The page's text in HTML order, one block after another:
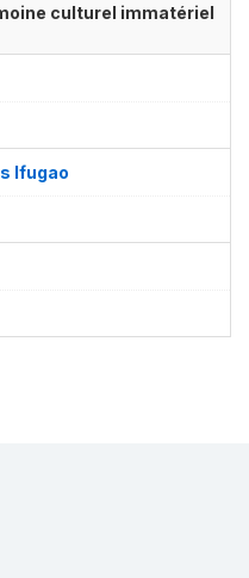
culturel immatériel
Ifugao